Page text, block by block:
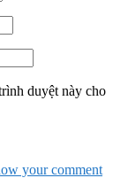
duyệt này cho
your comment